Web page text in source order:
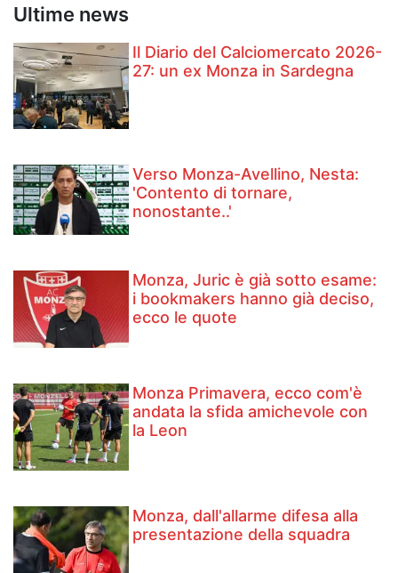
Ultime news
Il Diario del Calciomercato 2026-
27: un ex Monza in Sardegna
Verso Monza-Avellino, Nesta:
'Contento di tornare,
nonostante..'
Monza, Juric è già sotto esame:
i bookmakers hanno già deciso,
ecco le quote
Monza Primavera, ecco com'è
andata la sfida amichevole con
la Leon
Monza, dall'allarme difesa alla
presentazione della squadra